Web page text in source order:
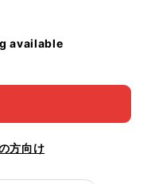
available
方向け